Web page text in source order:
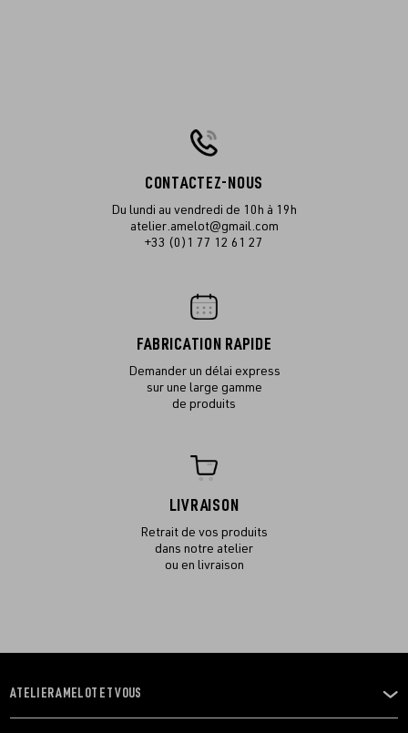
CONTACTEZ-NOUS
Du lundi au vendredi de 10h à 19h
atelier.amelot@gmail.com
+33 (0)1 77 12 61 27
FABRICATION RAPIDE
Demander un délai express
sur une large gamme
de produits
LIVRAISON
Retrait de vos produits
dans notre atelier
ou en livraison
OUVRIR
LE
ATELIER AMELOT ET VOUS